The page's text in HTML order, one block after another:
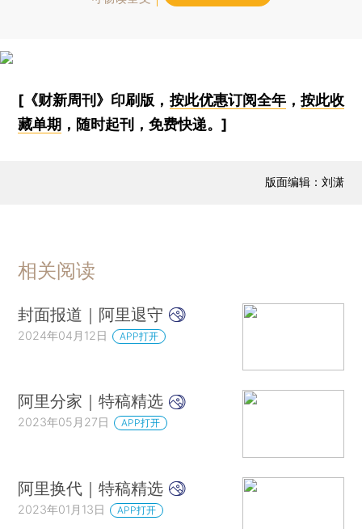
[《财新周刊》印刷版， 按此优惠订阅全年， 按此收
藏单期 ，随时起刊，免费快递。]
版面编辑：刘潇
相关阅读
封面报道｜阿里退守
2024年04月12日 APP打开
阿里分家｜特稿精选
2023年05月27日 APP打开
阿里换代｜特稿精选
2023年01月13日 APP打开